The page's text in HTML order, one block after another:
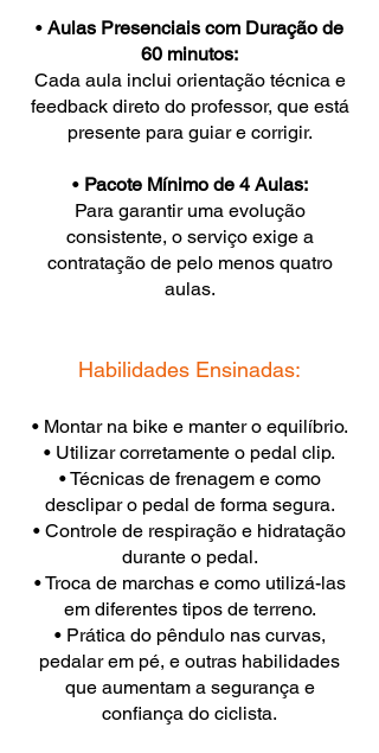
• Aulas Presenciais com Duração de
60 minutos:
Cada aula inclui orientação técnica e
feedback direto do professor, que está
presente para guiar e corrigir.
•Pacote Mínimo de 4 Aulas:
Para garantir uma evolução
consistente, o serviço exige a
contratação de pelo menos quatro
aulas.
Habilidades Ensinadas:
• Montar na bike e manter o equilíbrio.
• Utilizar corretamente o pedal clip.
• Técnicas de frenagem e como
desclipar o pedal de forma segura.
• Controle de respiração e hidratação
durante o pedal.
• Troca de marchas e como utilizá-las
em diferentes tipos de terreno.
• Prática do pêndulo nas curvas,
pedalar em pé, e outras habilidades
que aumentam a segurança e
confiança do ciclista.